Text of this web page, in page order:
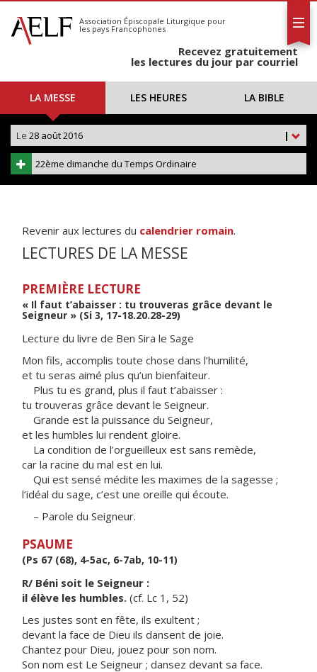
S'abonner
Calendrier
Association Épiscopale Liturgique pour
les pays Francophones
Recevez gratuitement
les lectures du jour par courriel
LA MESSE LES HEURES LA BIBLE
|
Le 28 août 2016
22ème dimanche du Temps Ordinaire
Revenir aux lectures du calendrier romain.
LECTURES DE LA MESSE
PREMIÈRE LECTURE
« Il faut t’abaisser : tu trouveras grâce devant le
Seigneur » (Si 3, 17-18.20.28-29)
Lecture du livre de Ben Sira le Sage
Mon fils, accomplis toute chose dans l’humilité,
et tu seras aimé plus qu’un bienfaiteur.
Plus tu es grand, plus il faut t’abaisser :
tu trouveras grâce devant le Seigneur.
Grande est la puissance du Seigneur,
et les humbles lui rendent gloire.
La condition de l’orgueilleux est sans remède,
car la racine du mal est en lui.
Qui est sensé médite les maximes de la sagesse ;
l’idéal du sage, c’est une oreille qui écoute.
– Parole du Seigneur.
PSAUME
(Ps 67 (68), 4-5ac, 6-7ab, 10-11)
R/ Béni soit le Seigneur :
il élève les humbles. (cf. Lc 1, 52)
Les justes sont en fête, ils exultent ;
devant la face de Dieu ils dansent de joie.
Chantez pour Dieu, jouez pour son nom.
Son nom est Le Seigneur ; dansez devant sa face.